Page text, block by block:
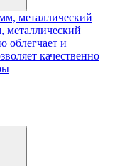
металлический
облегчает и
качественно